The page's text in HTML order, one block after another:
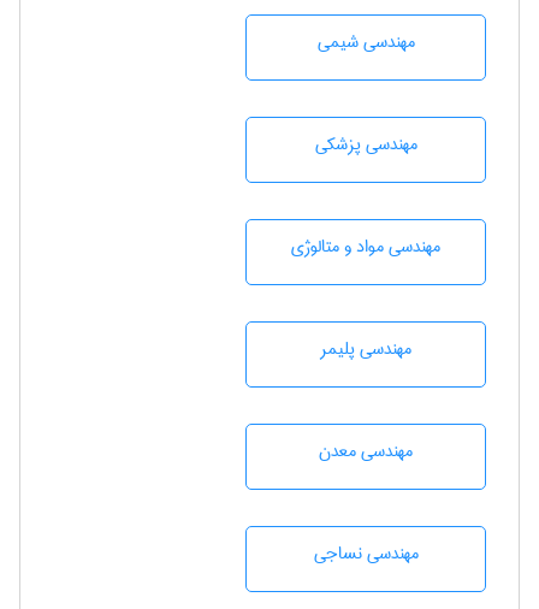
مهندسي شيمی
مهندسی پزشکی
مهندسی مواد و متالوژی
مهندسی پليمر
مهندسی معدن
مهندسي نساجی